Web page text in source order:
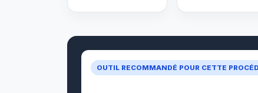
OUTIL RECOMMANDÉ POUR CETTE